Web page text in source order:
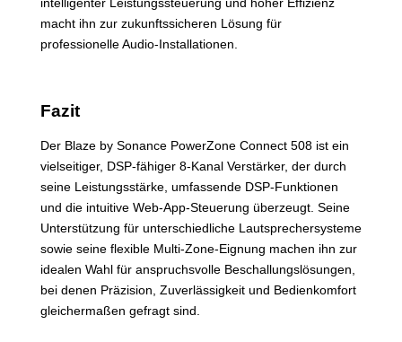
macht ihn zur zukunftssicheren Lösung für
professionelle Audio-Installationen.
Fazit
Der Blaze by Sonance PowerZone Connect 508 ist ein
vielseitiger, DSP-fähiger 8-Kanal Verstärker, der durch
seine Leistungsstärke, umfassende DSP-Funktionen
und die intuitive Web-App-Steuerung überzeugt. Seine
Unterstützung für unterschiedliche Lautsprechersysteme
sowie seine flexible Multi-Zone-Eignung machen ihn zur
idealen Wahl für anspruchsvolle Beschallungslösungen,
bei denen Präzision, Zuverlässigkeit und Bedienkomfort
gleichermaßen gefragt sind.